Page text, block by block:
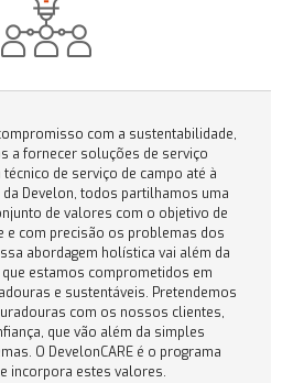
com a sustentabilidade,
a fornecer soluções de serviço
de serviço de campo até à
da Develon, todos partilhamos uma
de valores com o objetivo de
e com precisão os problemas dos
abordagem holística vai além da
que estamos comprometidos em
e sustentáveis. Pretendemos
com os nossos clientes,
que vão além da simples
O DevelonCARE é o programa
incorpora estes valores.